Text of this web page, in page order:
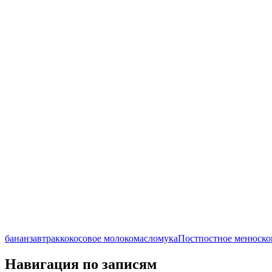
бананзавтраккокосовое молокомасломукаПостпостное меню
Навигация по записям